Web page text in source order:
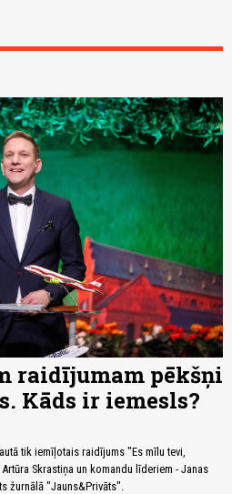
raidījumam pēkšņi
Kāds ir iemesls?
tik iemīļotais raidījums "Es mīlu tevi,
Skrastiņa un komandu līderiem - Janas
žurnālā "Jauns&Privāts".